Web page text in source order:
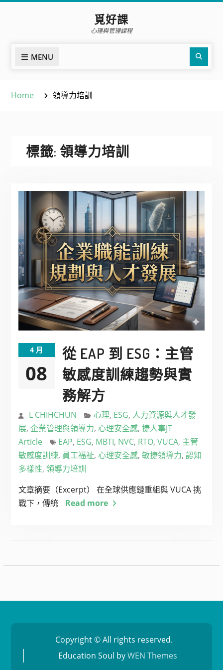
覓好課
心理與管理課程
MENU
Home 領導力培訓
標籤: 領導力培訓
4 月
08
從 EAP 到 ESG：主管
敏感度訓練趨勢與實
務解方
L CHIHCHUN 心理, ESG, 人力資源與人才發
展, 企業管理與領導力, 心理安全感, 捷人事JT
Article
EAP, ESG, MBTI, NVC, RTO, VUCA, 主管
敏感度訓練, 員工福祉, 心理安全感, 敏捷領導力, 認知
多樣性, 領導力培訓
文章摘要（Excerpt） 在全球供應鏈重組與 VUCA 挑
戰下，傳統
Read more
Copyright © All rights reserved.
Education Soul byWEN Themes